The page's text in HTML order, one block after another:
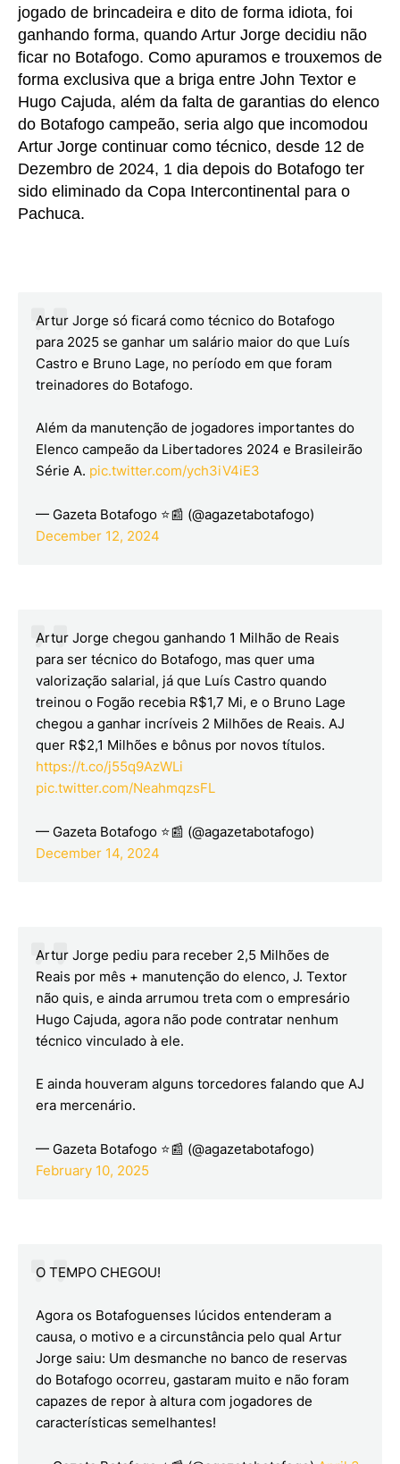
jogado de brincadeira e dito de forma idiota, foi
ganhando forma, quando Artur Jorge decidiu não
ficar no Botafogo. Como apuramos e trouxemos de
forma exclusiva que a briga entre John Textor e
Hugo Cajuda, além da falta de garantias do elenco
do Botafogo campeão, seria algo que incomodou
Artur Jorge continuar como técnico, desde 12 de
Dezembro de 2024, 1 dia depois do Botafogo ter
sido eliminado da Copa Intercontinental para o
Pachuca.
Artur Jorge só ficará como técnico do Botafogo
para 2025 se ganhar um salário maior do que Luís
Castro e Bruno Lage, no período em que foram
treinadores do Botafogo.
Além da manutenção de jogadores importantes do
Elenco campeão da Libertadores 2024 e Brasileirão
Série A. pic.twitter.com/ych3iV4iE3
— Gazeta Botafogo ⭐📰 (@agazetabotafogo)
December 12, 2024
Artur Jorge chegou ganhando 1 Milhão de Reais
para ser técnico do Botafogo, mas quer uma
valorização salarial, já que Luís Castro quando
treinou o Fogão recebia R$1,7 Mi, e o Bruno Lage
chegou a ganhar incríveis 2 Milhões de Reais. AJ
quer R$2,1 Milhões e bônus por novos títulos.
https://t.co/j55q9AzWLi
pic.twitter.com/NeahmqzsFL
— Gazeta Botafogo ⭐📰 (@agazetabotafogo)
December 14, 2024
Artur Jorge pediu para receber 2,5 Milhões de
Reais por mês + manutenção do elenco, J. Textor
não quis, e ainda arrumou treta com o empresário
Hugo Cajuda, agora não pode contratar nenhum
técnico vinculado à ele.
E ainda houveram alguns torcedores falando que AJ
era mercenário.
— Gazeta Botafogo ⭐📰 (@agazetabotafogo)
February 10, 2025
O TEMPO CHEGOU!
Agora os Botafoguenses lúcidos entenderam a
causa, o motivo e a circunstância pelo qual Artur
Jorge saiu: Um desmanche no banco de reservas
do Botafogo ocorreu, gastaram muito e não foram
capazes de repor à altura com jogadores de
características semelhantes!